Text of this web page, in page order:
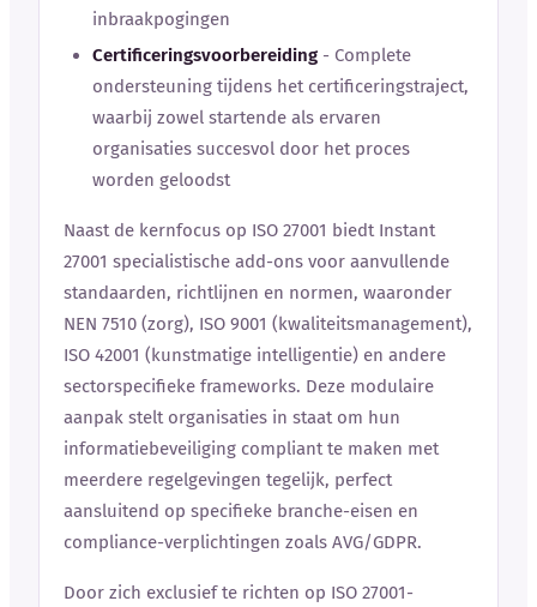
inbraakpogingen
Certificeringsvoorbereiding - Complete
ondersteuning tijdens het certificeringstraject,
waarbij zowel startende als ervaren
organisaties succesvol door het proces
worden geloodst
Naast de kernfocus op ISO 27001 biedt Instant
27001 specialistische add-ons voor aanvullende
standaarden, richtlijnen en normen, waaronder
NEN 7510 (zorg), ISO 9001 (kwaliteitsmanagement),
ISO 42001 (kunstmatige intelligentie) en andere
sectorspecifieke frameworks. Deze modulaire
aanpak stelt organisaties in staat om hun
informatiebeveiliging compliant te maken met
meerdere regelgevingen tegelijk, perfect
aansluitend op specifieke branche-eisen en
compliance-verplichtingen zoals AVG/GDPR.
Door zich exclusief te richten op ISO 27001-